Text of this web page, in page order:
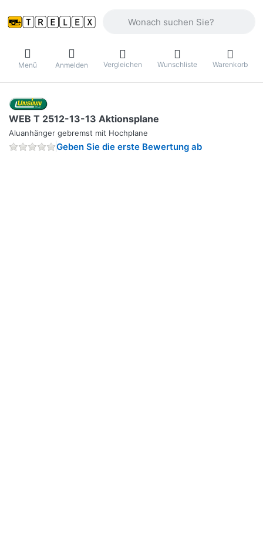
Menü Anmelden Vergleichen Wunschliste Warenkorb
WEB T 2512-13-13 Aktionsplane
Aluanhänger gebremst mit Hochplane
Geben Sie die erste Bewertung ab